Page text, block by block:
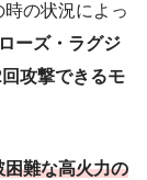
時の状況によっ
ーズ・ラグジ
攻撃できるモ
難な高火力の